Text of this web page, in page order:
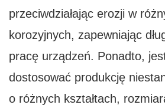
przeciwdziałając erozji w
korozyjnych, zapewniając
pracę urządzeń. Ponadto,
dostosować produkcję
o różnych kształtach,